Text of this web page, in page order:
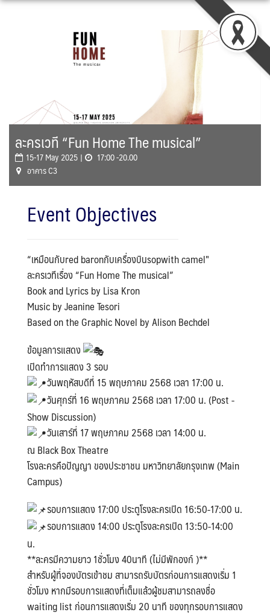
Skip
ละครเวที “Fun Home The musical”
15-17 May 2025 |
17:00 -20.00
อาคาร C3
Event Objectives
“เหมือนกับred baronกับเครื่องบินsopwith camel"
ละครเวทีเรื่อง “Fun Home The musical”
Book and Lyrics by Lisa Kron
Music by Jeanine Tesori
Based on the Graphic Novel by Alison Bechdel
ข้อมูลการแสดง
เปิดทำการแสดง 3 รอบ
วันพฤหัสบดีที่ 15 พฤษภาคม 2568 เวลา 17:00 น.
วันศุกร์ที่ 16 พฤษภาคม 2568 เวลา 17:00 น. (Post -
Show Discussion)
วันเสาร์ที่ 17 พฤษภาคม 2568 เวลา 14:00 น.
ณ Black Box Theatre
โรงละครคือปัญญา ของประชาชน มหาวิทยาลัยกรุงเทพ (Main
Campus)
รอบการแสดง 17:00 ประตูโรงละครเปิด 16:50-17:00 น.
รอบการแสดง 14:00 ประตูโรงละครเปิด 13:50-14:00
น.
**ละครมีความยาว 1ชั่วโมง 40นาที (ไม่มีพักองก์ )**
สำหรับผู้ที่จองบัตรเข้าชม สามารถรับบัตรก่อนการแสดงเริ่ม 1
ชั่วโมง หากมีรอบการแสดงที่เต็มแล้วผู้ชมสามารถลงชื่อ
waiting list ก่อนการแสดงเริ่ม 20 นาที ของทุกรอบการแสดง